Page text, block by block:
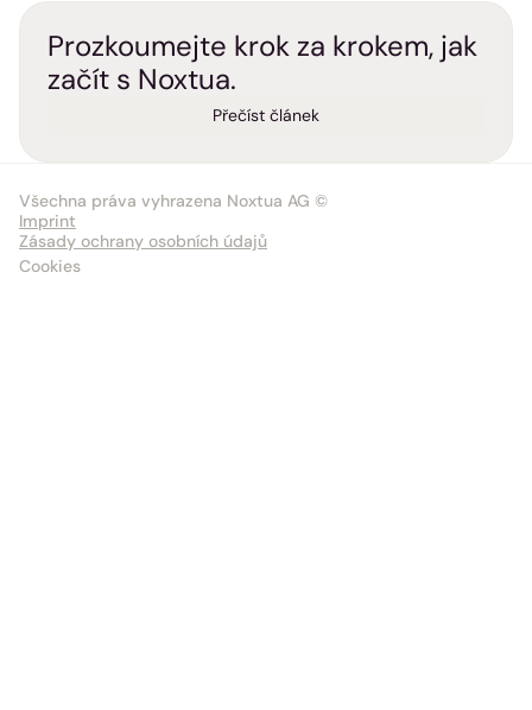
Aktualizace produktů
Podpora
Prozkoumejte krok za krokem, jak
začít s Noxtua.
Přečíst článek
Všechna práva vyhrazena Noxtua AG ©
Imprint
Zásady ochrany osobních údajů
Cookies